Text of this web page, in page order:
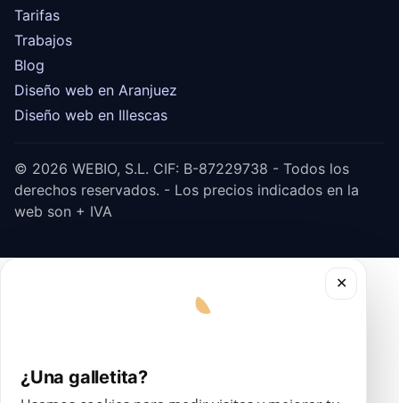
Tarifas
Trabajos
Blog
Diseño web en Aranjuez
Diseño web en Illescas
© 2026 WEBIO, S.L. CIF: B-87229738 - Todos los
derechos reservados. - Los precios indicados en la
web son + IVA
✕
¿Una galletita?